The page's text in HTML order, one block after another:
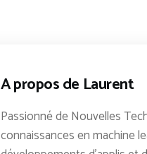
A propos de Laurent
Passionné de Nouvelles
connaissances en machine